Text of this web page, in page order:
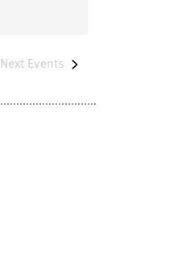
Next Events